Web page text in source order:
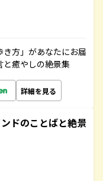
方」があなたにお届
と癒やしの絶景集
詳細を見る
ドのことばと絶景